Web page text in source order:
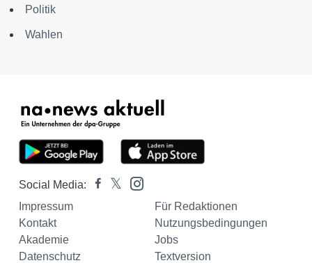
Politik
Wahlen
Social Media:
Impressum
Für Redaktionen
Kontakt
Nutzungsbedingungen
Akademie
Jobs
Datenschutz
Textversion